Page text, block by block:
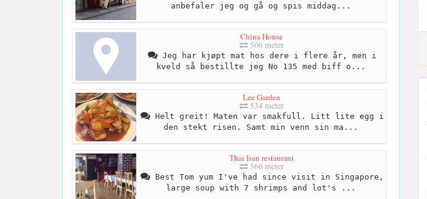
anbefaler jeg og gå og spis middag...
China House
506 meter
Jeg har kjøpt mat hos dere i flere år, men i
kveld så bestillte jeg No 135 med biff o...
Lee Garden
534 meter
Helt greit! Maten var smakfull. Litt lite egg i
den stekt risen. Samt min venn sin ma...
Thai Isan restaurant
566 meter
Best Tom yum I've had since visit in Singapore,
large soup with 7 shrimps and lot's ...